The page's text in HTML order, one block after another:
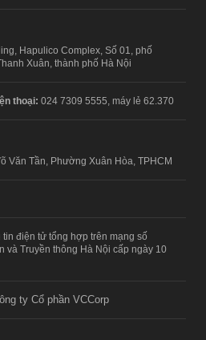
Hapulico Complex, Số 01, phố
Xuân, thành phố Hà Nội
thoại: 024 7309 5555, máy lẻ 62.370
Văn Tần, Phường Xuân Hòa, TPHCM
điện tử tổng hợp trên mạng số
và Truyền thông Hà Nội cấp ngày 10
ty Cổ phần VCCorp